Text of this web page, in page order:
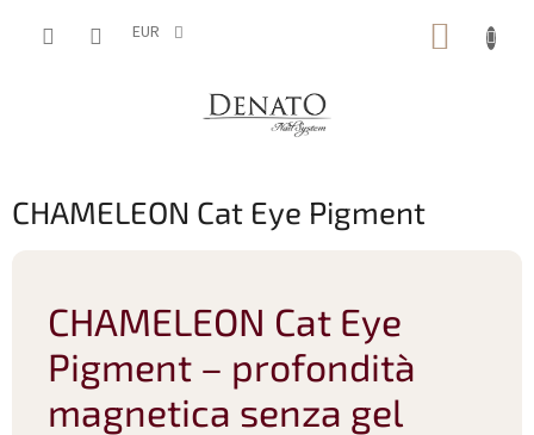
EUR
CHAMELEON Cat Eye Pigment
CHAMELEON Cat Eye
Pigment – profondità
magnetica senza gel